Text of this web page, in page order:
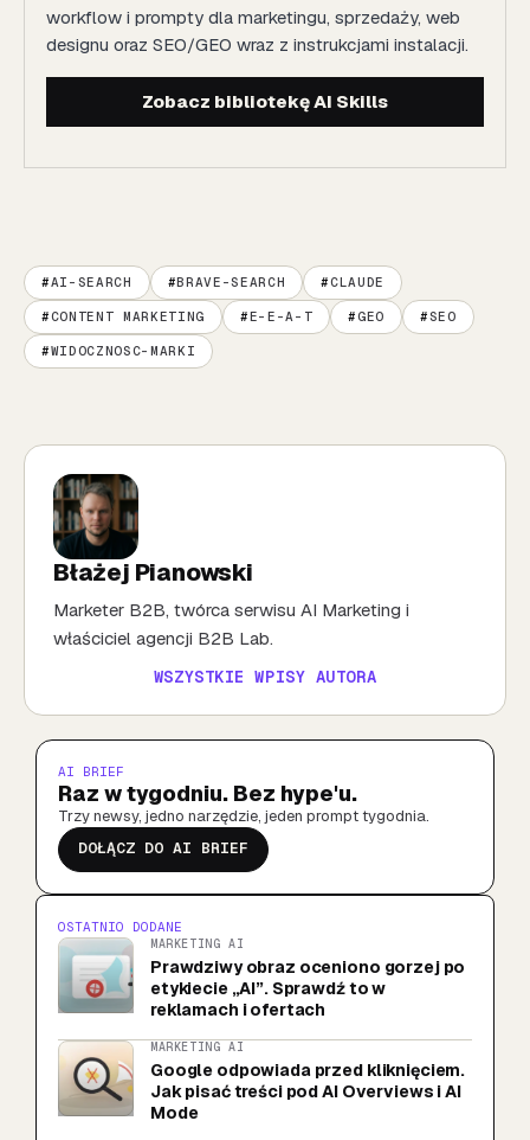
workflow i prompty dla marketingu, sprzedaży, web
designu oraz SEO/GEO wraz z instrukcjami instalacji.
Zobacz bibliotekę AI Skills
AI-SEARCH BRAVE-SEARCH CLAUDE
CONTENT MARKETING E-E-A-T GEO SEO
WIDOCZNOSC-MARKI
Błażej Pianowski
Marketer B2B, twórca serwisu AI Marketing i
właściciel agencji B2B Lab.
WSZYSTKIE WPISY AUTORA
AI BRIEF
Raz w tygodniu. Bez hype'u.
Trzy newsy, jedno narzędzie, jeden prompt tygodnia.
DOŁĄCZ DO AI BRIEF
OSTATNIO DODANE
MARKETING AI
Prawdziwy obraz oceniono gorzej po
etykiecie „AI”. Sprawdź to w
reklamach i ofertach
MARKETING AI
Google odpowiada przed kliknięciem.
Jak pisać treści pod AI Overviews i AI
Mode